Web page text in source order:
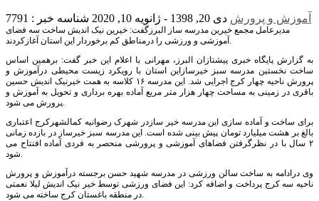
آموزش و پرورش دی 20, 1398 - ژانویه 10, 2020 شناسه خبر : 7791
مدیرعامل مجمع خیرین مدرسه ساز البرزگفت: خیرین نیک اندیش ساخت سه فضای
آموزشی و ورزشی را درمناطق کم برخوردار این استان آغازکردند.
به گزارش پایگاه خبری پیشتازان البرز، مهرانی با اعلام این خبر گفت: برهمین اساس
ساخت نخستین مدرسه سبز خیرسازاین استان با رویکرد زیست محیطی درآموزش و
پرورش ناحیه چهار کرج اجرایی شد. این مدرسه ۱۶ کلاسه به همت خیرنیک اندیش حسین
باقری در زمینی به مساحت چهار هزار متر مربع آماده بهره برداری و تحویل به آموزش و
پرورش می شود.
برای ساخت و آماده سازی این مدرسه خیر سازدر شهرک رضوانیه کمالشهرکرج اعتباری
بالغ بر هشت میلیارد تومان پیش بینی شده است. این مدرسه سبز خیرساز در بازده زمانی
۲ سال با در نظرگرفتن فضاهای آموزشی و پرورشی منحصر به فردی آماده افتتاح می
شود.
وی درادامه به ساخت سالن ورزشی در مدرسه شهید حسن برجسته درآموزش و پرورش
ناحیه سه کرج پرداخت و اضافه کرد: این فضای ورزشی توسط خیر نیک اندیش لیلا نعمتی
در منطقه باغستان کرج ساخته می شود.